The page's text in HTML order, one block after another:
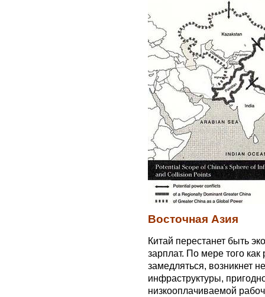
Восточная Азия
Китай перестанет быть
зарплат. По мере того как
замедляться, возникнет
инфраструктуры,
низкооплачиваемой